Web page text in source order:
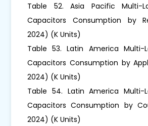
Table 52. Asia Pacific Multi-
Capacitors Consumption by
2024) (K Units)
Table 53. Latin America Multi-
Capacitors Consumption by
2024) (K Units)
Table 54. Latin America Multi-
Capacitors Consumption by
2024) (K Units)